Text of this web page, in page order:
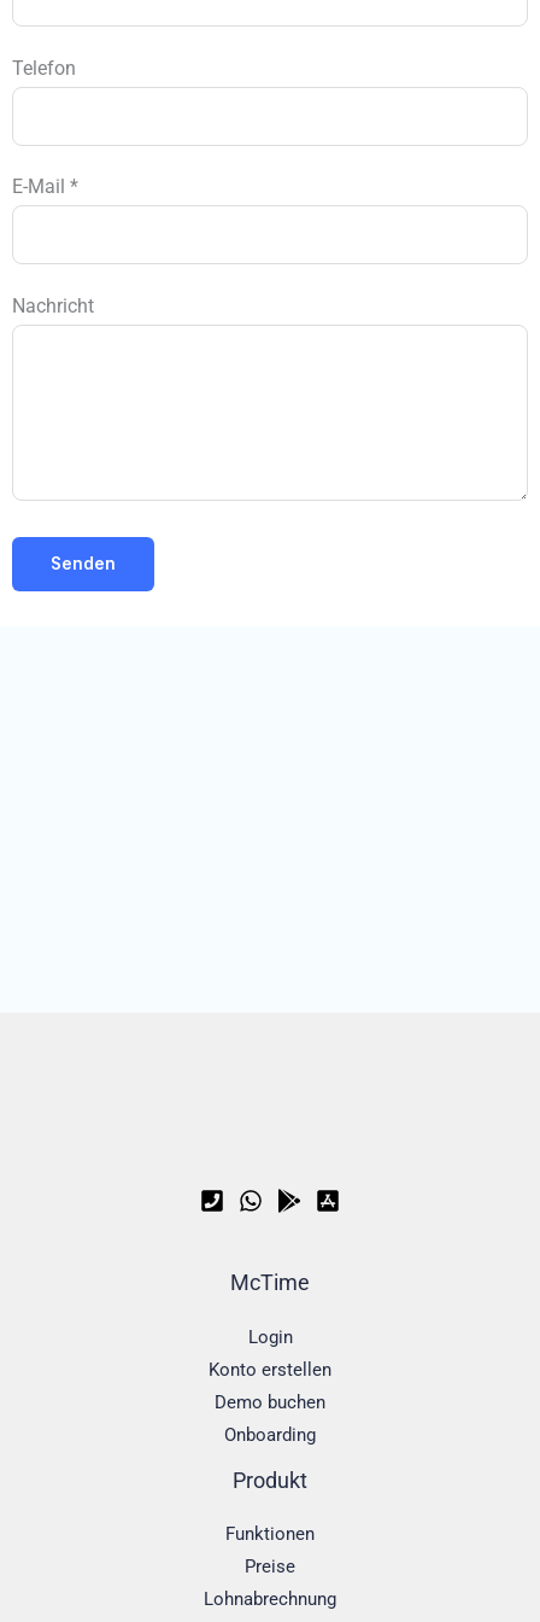
Telefon
E-Mail *
Nachricht
McTime
Login
Konto erstellen
Demo buchen
Onboarding
Produkt
Funktionen
Preise
Lohnabrechnung